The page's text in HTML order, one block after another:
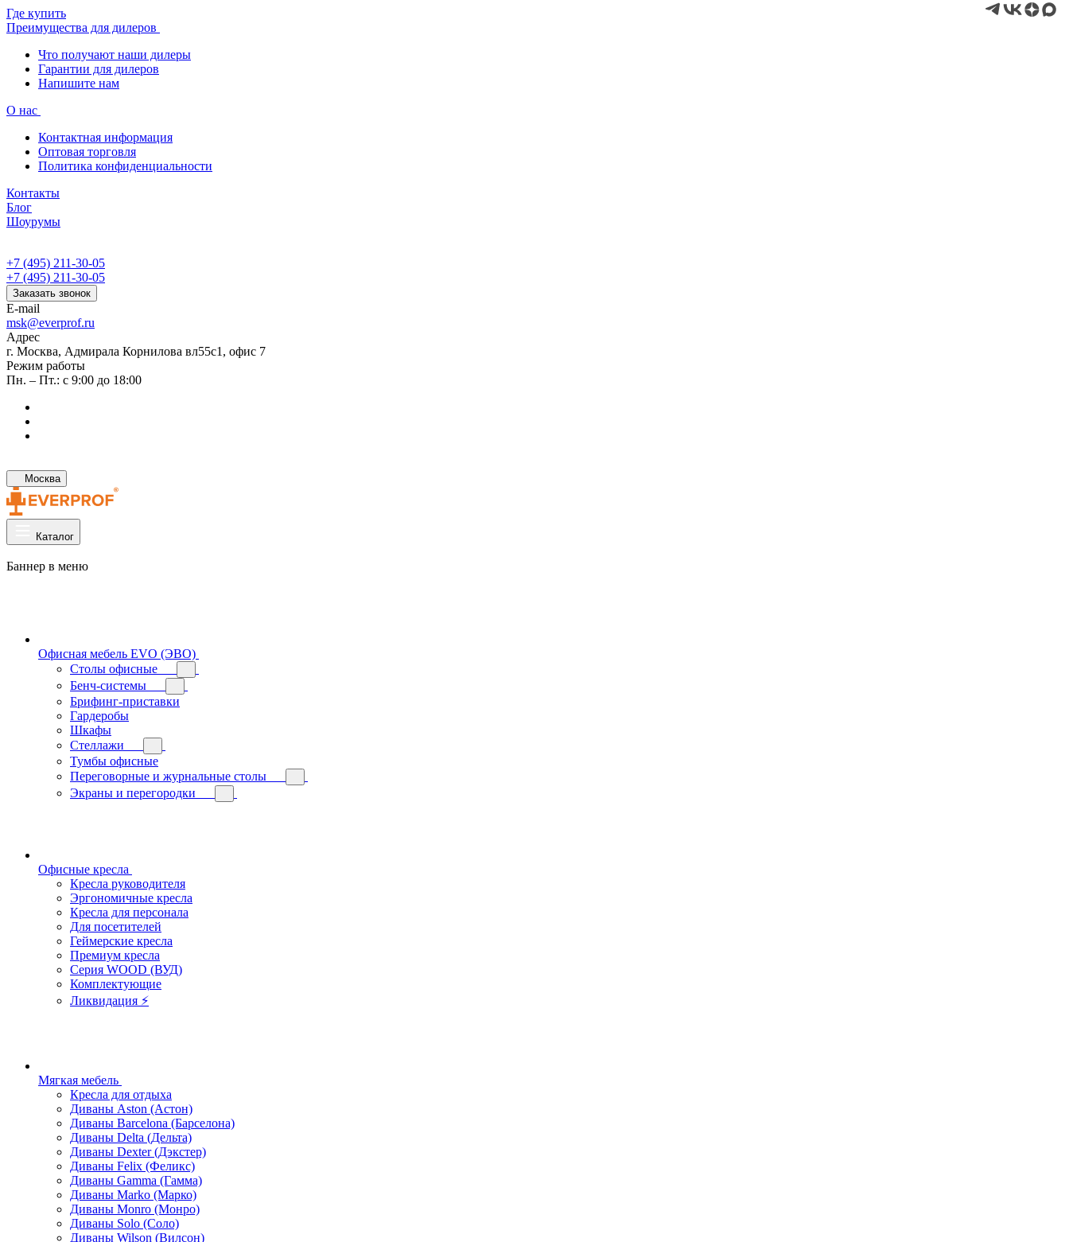
Где купить
Преимущества для дилеров
Что получают наши дилеры
Гарантии для дилеров
Напишите нам
О нас
Контактная информация
Оптовая торговля
Политика конфиденциальности
Контакты
Блог
Шоурумы
+7 (495) 211-30-05
+7 (495) 211-30-05
Заказать звонок
E-mail
msk@everprof.ru
Адрес
г. Москва, Адмирала Корнилова вл55с1, офис 7
Режим работы
Пн. – Пт.: с 9:00 до 18:00
Москва
Каталог
Баннер в меню
Офисная мебель EVO (ЭВО)
Cтолы офисные
Бенч-системы
Брифинг-приставки
Гардеробы
Шкафы
Стеллажи
Тумбы офисные
Переговорные и журнальные столы
Экраны и перегородки
Офисные кресла
Кресла руководителя
Эргономичные кресла
Кресла для персонала
Для посетителей
Геймерские кресла
Премиум кресла
Серия WOOD (ВУД)
Комплектующие
Ликвидация ⚡
Мягкая мебель
Кресла для отдыха
Диваны Aston (Астон)
Диваны Barcelona (Барселона)
Диваны Delta (Дельта)
Диваны Dexter (Дэкстер)
Диваны Felix (Феликс)
Диваны Gamma (Гамма)
Диваны Marko (Марко)
Диваны Monro (Монро)
Диваны Solo (Соло)
Диваны Wilson (Вилсон)